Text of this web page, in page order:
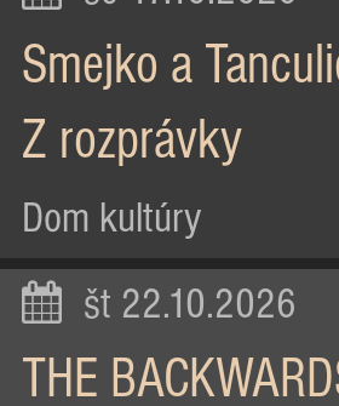
Smejko a
Z rozprávky
Dom kultúry
št 22.10.2026
THE